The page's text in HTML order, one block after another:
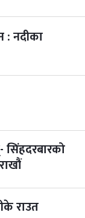
७ महिना बाँकी
: नदीका
राउत